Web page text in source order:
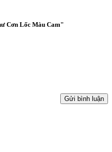
Cơn Lốc Màu Cam"
Gửi bình luận